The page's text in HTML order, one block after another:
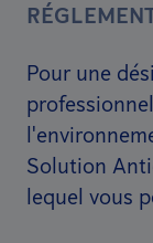
Pour une
Solution
lequel vous